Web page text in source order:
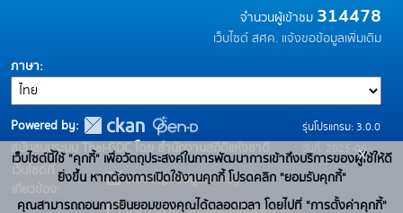
จำนวนผู้เข้าชม 314478
เว็บไซต์ สศค. แจ้งขอข้อมูลเพิ่มเติม
ภาษา
Powered by:
สนับสนุนระบบ Thai-GDC โดย สำนักงานสถิติแห่งชาติ
เว็บไซต์ที่
เกี่ยวข้อง:
ระบบบัญชีข้อมูลภาครัฐ
รุ่นโปรแกรม: 3.0.0
วันที่: 2025-06-
10
เว็บไซต์นี้ใช้ "คุกกี้" เพื่อวัตถุประสงค์ในการพัฒนาการเข้าถึงบริการของผู้ใช้ให้ดี
ยิ่งขึ้น หากต้องการเปิดใช้งานคุกกี้ โปรดคลิก "ยอมรับคุกกี้"
คุณสามารถถอนการยินยอมของคุณได้ตลอดเวลา โดยไปที่ "การตั้งค่าคุกกี้"
x